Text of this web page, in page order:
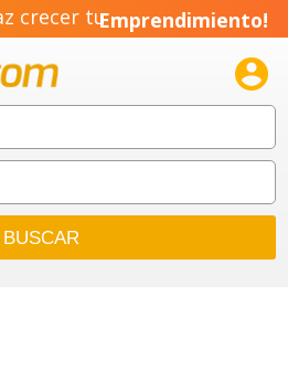
crecer tuEmprendimiento!
